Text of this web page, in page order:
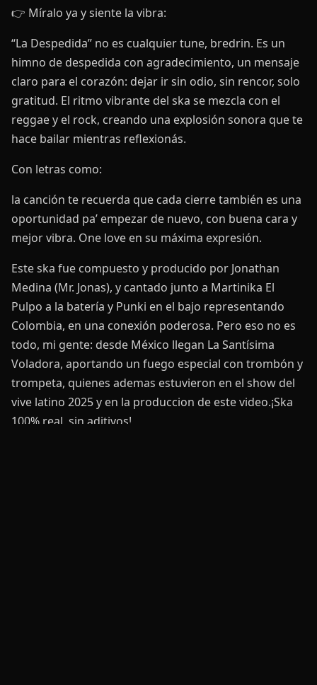
👉 Míralo ya y siente la vibra:
“La Despedida” no es cualquier tune, bredrin. Es un
himno de despedida con agradecimiento, un mensaje
claro para el corazón: dejar ir sin odio, sin rencor, solo
gratitud. El ritmo vibrante del ska se mezcla con el
reggae y el rock, creando una explosión sonora que te
hace bailar mientras reflexionás.
Con letras como:
la canción te recuerda que cada cierre también es una
oportunidad pa’ empezar de nuevo, con buena cara y
mejor vibra. One love en su máxima expresión.
Este ska fue compuesto y producido por Jonathan
Medina (Mr. Jonas), y cantado junto a Martinika El
Pulpo a la batería y Punki en el bajo representando
Colombia, en una conexión poderosa. Pero eso no es
todo, mi gente: desde México llegan La Santísima
Voladora, aportando un fuego especial con trombón y
trompeta, quienes ademas estuvieron en el show del
vive latino 2025 y en la produccion de este video.¡Ska
100% real, sin aditivos!